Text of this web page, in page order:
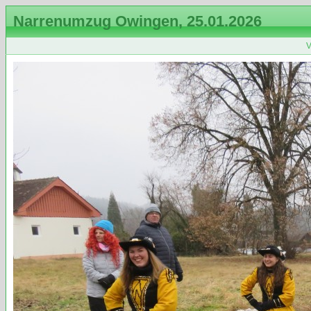
Narrenumzug Owingen, 25.01.2026